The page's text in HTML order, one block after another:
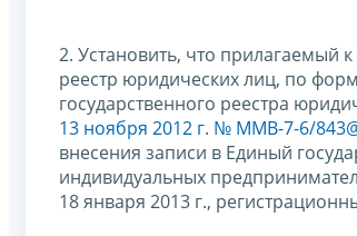
2. Установить, что прилагаемый
реестр юридических лиц, по
государственного реестра
13 ноября 2012 г. № ММВ-7-6/
внесения записи в Единый
индивидуальных
18 января 2013 г.,